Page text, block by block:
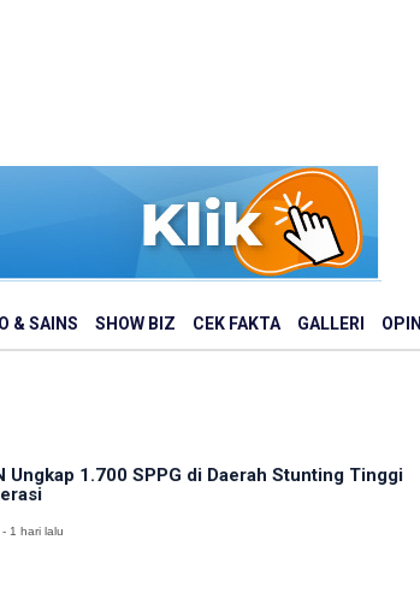
& SAINS SHOW BIZ CEK FAKTA GALLERI OPINI
Ungkap 1.700 SPPG di Daerah Stunting Tinggi
1 hari lalu